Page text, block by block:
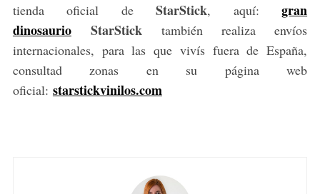
tienda oficial deStarStick, aquí:gran
dinosaurio
StarStick también realiza envíos
internacionales, para las que vivís fuera de España,
consultad zonas en su página web
oficial: starstickvinilos.com